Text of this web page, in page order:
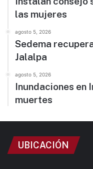
las mujeres
agosto 5, 2026
Sedema
Jalalpa
agosto 5, 2026
Inundaciones en
muertes
UBICACIÓN